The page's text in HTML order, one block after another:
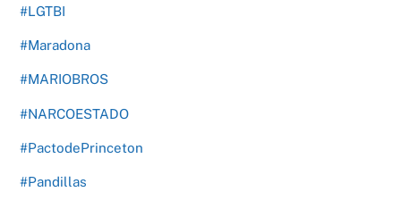
#LGTBI
#Maradona
#MARIOBROS
#NARCOESTADO
#PactodePrinceton
#Pandillas